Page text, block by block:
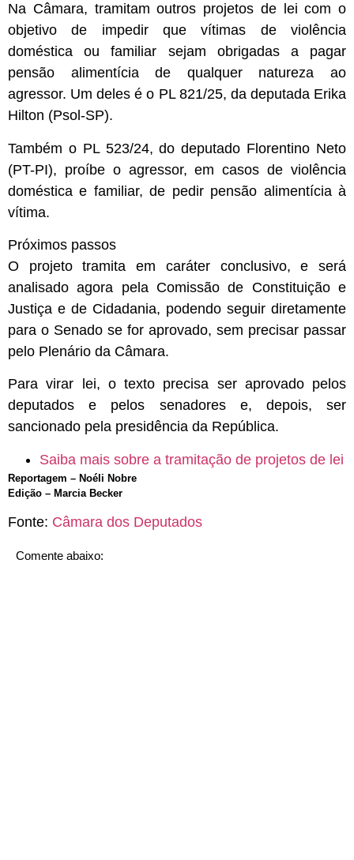
Na Câmara, tramitam outros projetos de lei com o
objetivo de impedir que vítimas de violência
doméstica ou familiar sejam obrigadas a pagar
pensão alimentícia de qualquer natureza ao
agressor. Um deles é o PL 821/25, da deputada Erika
Hilton (Psol-SP).
Também o PL 523/24, do deputado Florentino Neto
(PT-PI), proíbe o agressor, em casos de violência
doméstica e familiar, de pedir pensão alimentícia à
vítima.
Próximos passos
O projeto tramita em caráter conclusivo, e será
analisado agora pela Comissão de Constituição e
Justiça e de Cidadania, podendo seguir diretamente
para o Senado se for aprovado, sem precisar passar
pelo Plenário da Câmara.
Para virar lei, o texto precisa ser aprovado pelos
deputados e pelos senadores e, depois, ser
sancionado pela presidência da República.
Saiba mais sobre a tramitação de projetos de lei
Reportagem – Noéli Nobre
Edição – Marcia Becker
Fonte: Câmara dos Deputados
Comente abaixo: